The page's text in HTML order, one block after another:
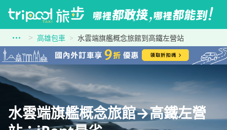
高雄包車 水雲端旗艦概念旅館到高鐵左營站
水雲端旗艦概念旅館→高鐵左營